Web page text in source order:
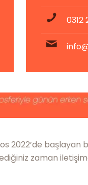
0312
2022’de
zaman